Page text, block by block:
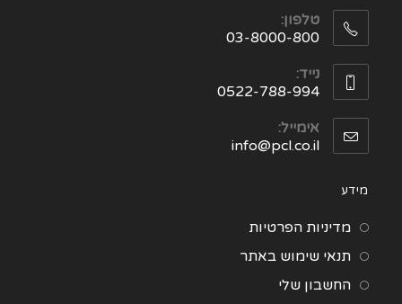
טלפון:
03-8000-800
נייד:
0522-788-994
אימייל:
info@pcl.co.il
מידע
מדיניות הפרטיות
תנאי שימוש באתר
החשבון שלי